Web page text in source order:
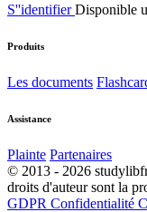
S''identifierDisponible
Produits
Les documents
Assistance
Plainte Partenaires
© 2013 - 2026
droits d'auteur sont la
GDPR Confidentialité